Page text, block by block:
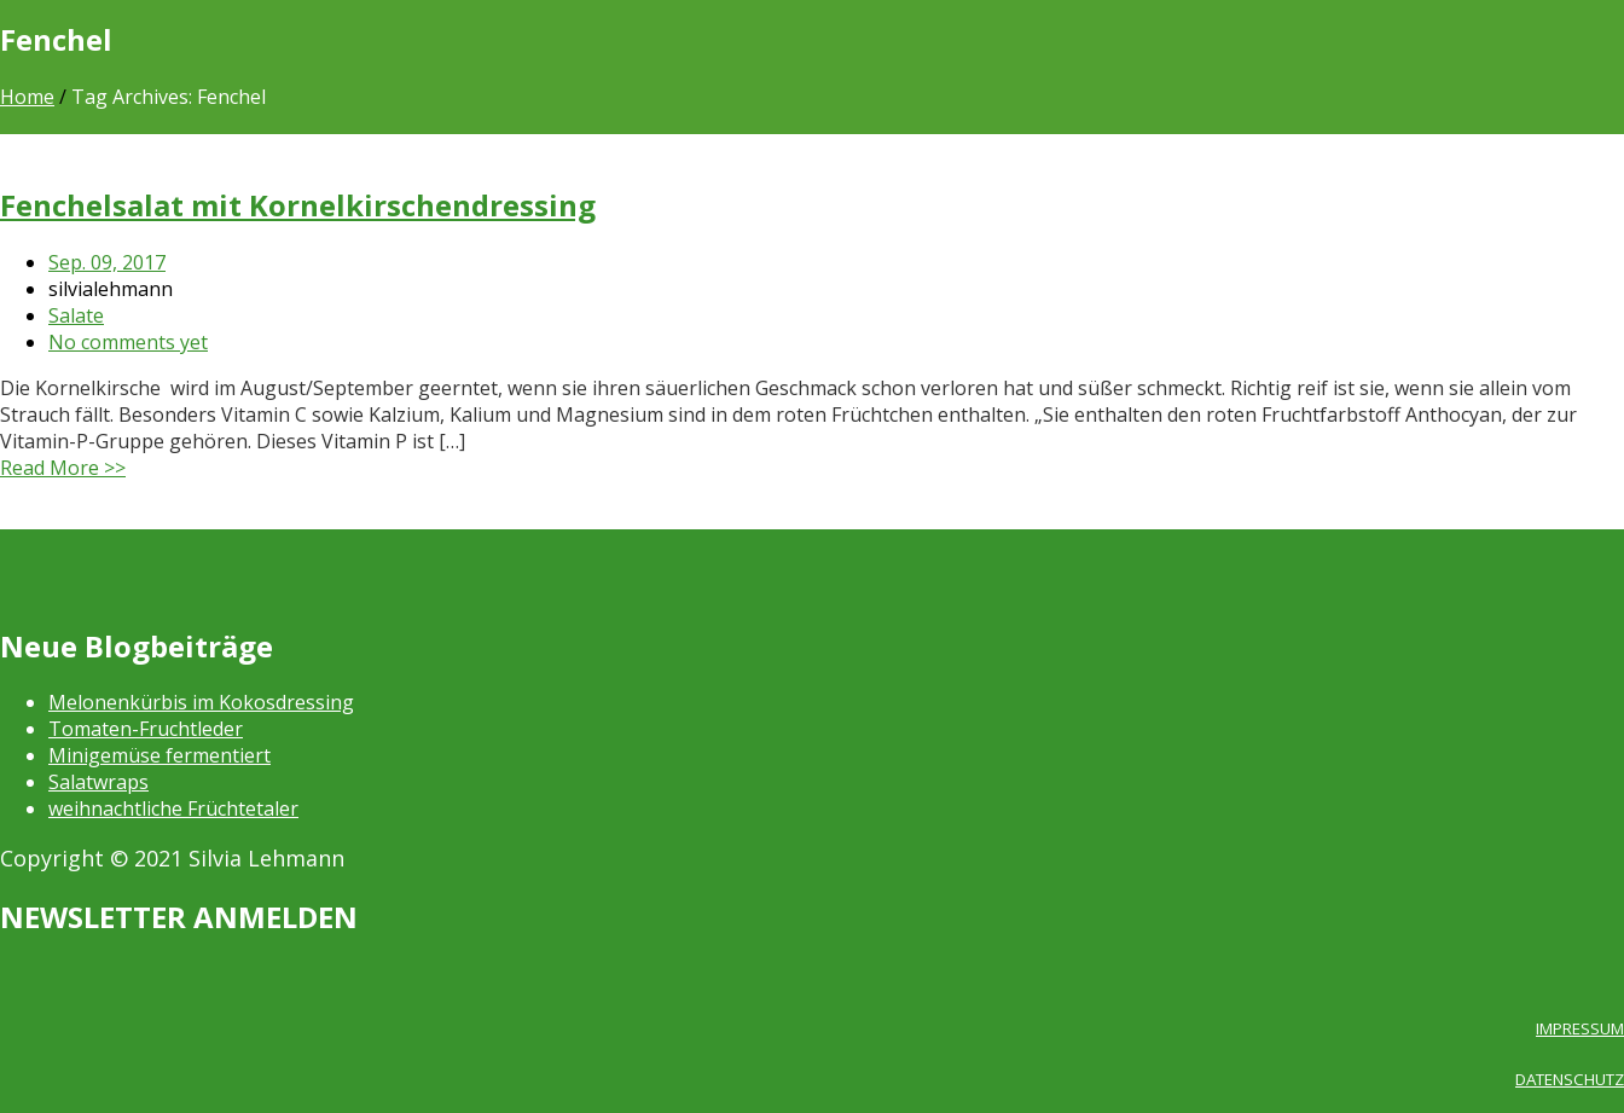
Fenchel
Home / Tag Archives: Fenchel
Fenchelsalat mit Kornelkirschendressing
Sep. 09, 2017
silvialehmann
Salate
No comments yet
Die Kornelkirsche wird im August/September geerntet, wenn sie ihren säuerlichen Geschmack schon verloren hat und süßer schmeckt. Richtig reif ist sie, wenn sie allein vom
Strauch fällt. Besonders Vitamin C sowie Kalzium, Kalium und Magnesium sind in dem roten Früchtchen enthalten. „Sie enthalten den roten Fruchtfarbstoff Anthocyan, der zur
Vitamin-P-Gruppe gehören. Dieses Vitamin P ist […]
Read More >>
Neue Blogbeiträge
Melonenkürbis im Kokosdressing
Tomaten-Fruchtleder
Minigemüse fermentiert
Salatwraps
weihnachtliche Früchtetaler
Copyright © 2021 Silvia Lehmann
NEWSLETTER ANMELDEN
IMPRESSUM
DATENSCHUTZ